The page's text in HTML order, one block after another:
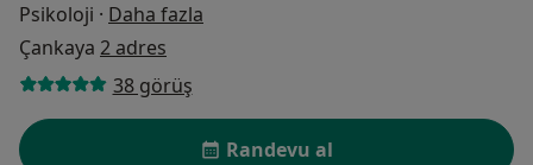
Psikoloji · Daha fazla
Çankaya 2 adres
38 görüş
Randevu al